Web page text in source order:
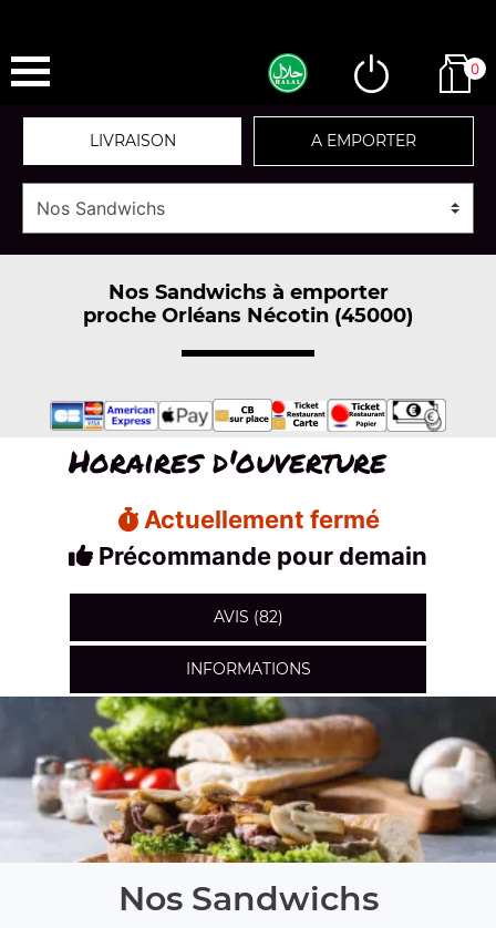
0
LIVRAISON A EMPORTER
Nos Sandwichs à emporter
proche Orléans Nécotin (45000)
Horaires d'ouverture
Actuellement fermé
Précommande pour demain
AVIS (82)
INFORMATIONS
Nos Sandwichs